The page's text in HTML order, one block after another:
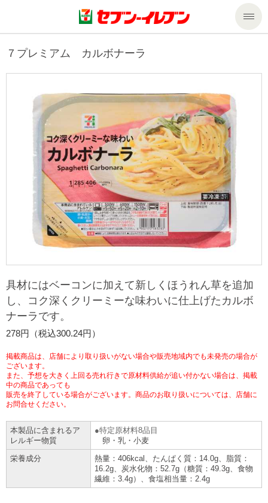
商品のご案内
今週の新商品
来週の新商品
商品カテゴリ一覧
セブンプレミアム
食の安全・安心への取組み
ギフト
プリペイドカード・金券
ニンテンドー・ダウンロードカード
サービス
サービストップ
nanacoトップ
マルチコピー機でできること
マルチコピー機でできることトップ
コピー
プリント
スキャン
ファクス
チケット
プリペイドサービス
スポーツ振興くじ
便利なサービス
宅配便
切手・はがき・印紙
セブン銀行ATM
ご利用可能なお支払い方法
スマホプリペイド
レジでApple Accountにチャージ
チケットサービス
セブンチケット
イープラス
JTB
セブン‐イレブンでお受取り
セブンネットショッピング
企業情報
企業情報トップ
ニュースリリース
企業理念
会社概要
貸借対照表・損益計算書
沿革
国内店舗数
売上高、店舗数推移
セブン‐イレブンの海外事業
私たちの取組み
サステナビリティ
セブン＆アイ・ホールディングスの重点課題
サステナビリティ活動基本方針
サステナビリティ推進体制
GREEN CHALLENGE 2050
4VISIONS
サステナビリティニュース
サステナビリティレポート
加盟店オーナー募集 物件募集・購入
アルバイト情報
店舗検索
お問い合わせ
Language
English (Corporate)
English (Services)
简体中文(服务)
７プレミアム カルボナーラ
具材にはベーコンに加えて新しくほうれん草を追加
し、コク深くクリーミーな味わいに仕上げたカルボ
ナーラです。
278円（税込300.24円）
掲載商品は、店舗により取り扱いがない場合や販売地域内でも未発売の場合が
ございます。
また、予想を大きく上回る売れ行きで原材料供給が追い付かない場合は、掲載
中の商品であっても
販売を終了している場合がございます。商品のお取り扱いについては、店舗に
お問合せください。
本製品に含まれるア
レルギー物質
特定原材料8品目
卵・乳・小麦
栄養成分
熱量：406kcal、たんぱく質：14.0g、脂質：
16.2g、炭水化物：52.7g（糖質：49.3g、食物
繊維：3.4g）、食塩相当量：2.4g